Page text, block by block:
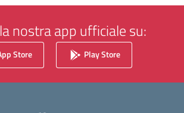
nostra app ufficiale su:
Store Play Store